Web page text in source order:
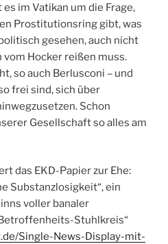
im Vatikan um die Frage,
Prostitutionsring gibt, was
gesehen, auch nicht
Hocker reißen muss.
so auch Berlusconi – und
frei sind, sich über
Schon
Gesellschaft so alles am
das EKD-Papier zur Ehe:
Substanzlosigkeit“, ein
voller banaler
Stuhlkreis“
Single-News-Display-mit-